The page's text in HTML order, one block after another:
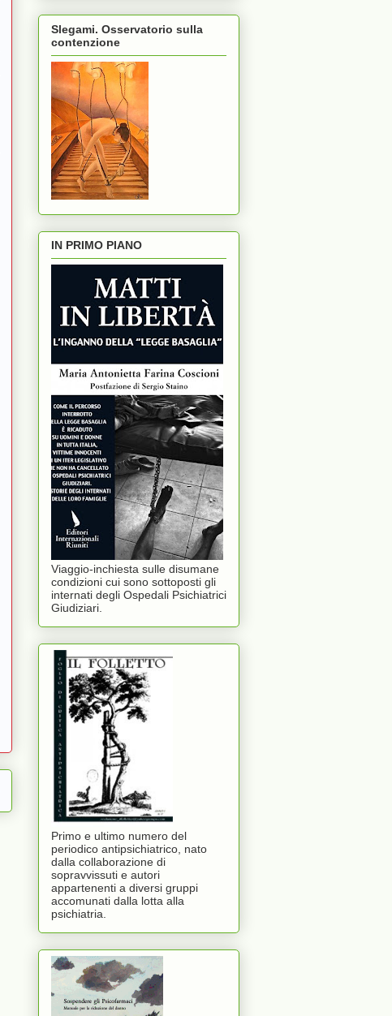
Slegami. Osservatorio sulla
contenzione
IN PRIMO PIANO
Viaggio-inchiesta sulle disumane
condizioni cui sono sottoposti gli
internati degli Ospedali Psichiatrici
Giudiziari.
Primo e ultimo numero del
periodico antipsichiatrico, nato
dalla collaborazione di
sopravvissuti e autori
appartenenti a diversi gruppi
accomunati dalla lotta alla
psichiatria.